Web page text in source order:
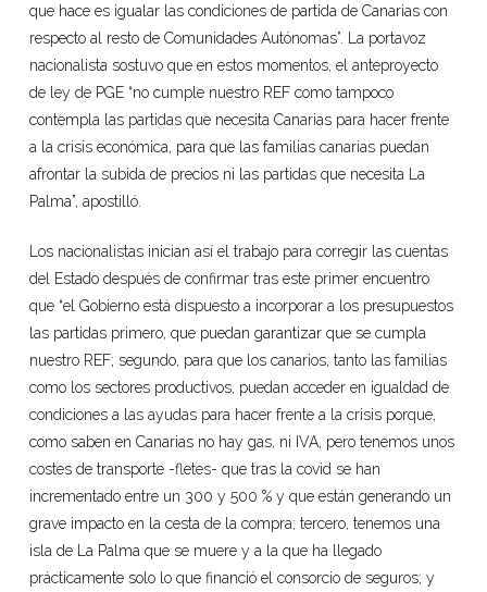
que hace es igualar las condiciones de partida de Canarias con
respecto al resto de Comunidades Autónomas”. La portavoz
nacionalista sostuvo que en estos momentos, el anteproyecto
de ley de PGE “no cumple nuestro REF como tampoco
contempla las partidas que necesita Canarias para hacer frente
a la crisis económica, para que las familias canarias puedan
afrontar la subida de precios ni las partidas que necesita La
Palma”, apostilló.
Los nacionalistas inician así el trabajo para corregir las cuentas
del Estado después de confirmar tras este primer encuentro
que “el Gobierno está dispuesto a incorporar a los presupuestos
las partidas primero, que puedan garantizar que se cumpla
nuestro REF; segundo, para que los canarios, tanto las familias
como los sectores productivos, puedan acceder en igualdad de
condiciones a las ayudas para hacer frente a la crisis porque,
como saben en Canarias no hay gas, ni IVA, pero tenemos unos
costes de transporte -fletes- que tras la covid se han
incrementado entre un 300 y 500 % y que están generando un
grave impacto en la cesta de la compra; tercero, tenemos una
isla de La Palma que se muere y a la que ha llegado
prácticamente solo lo que financió el consorcio de seguros; y